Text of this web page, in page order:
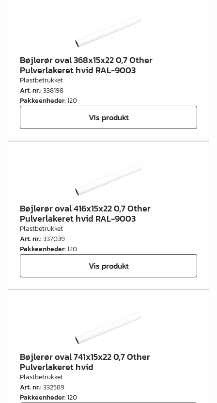
Bøjlerør oval 368x15x22 0,7 Other
Pulverlakeret hvid RAL-9003
Plastbetrukket
Art. nr.:338198
Pakkeenheder:120
Vis produkt
Bøjlerør oval 416x15x22 0,7 Other
Pulverlakeret hvid RAL-9003
Plastbetrukket
Art. nr.:337039
Pakkeenheder:120
Vis produkt
Bøjlerør oval 741x15x22 0,7 Other
Pulverlakeret hvid
Plastbetrukket
Art. nr.:332589
Pakkeenheder:120